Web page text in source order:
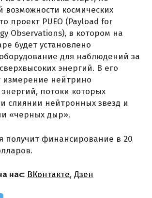
возможности космических
проект PUEO (Payload for
Observations), в котором на
будет установлено
для наблюдений за
энергий. В его
измерение нейтрино
потоки которых
слиянии нейтронных звезд и
«черных дыр».
получит финансирование в 20
нас: ВКонтакте, Дзен